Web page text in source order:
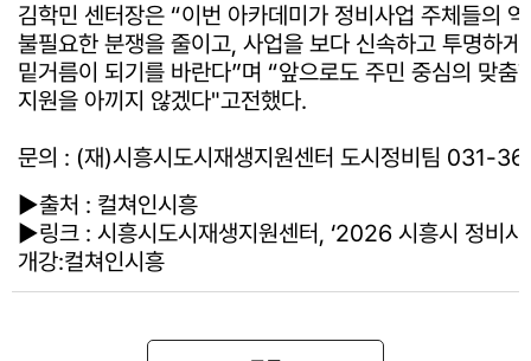
김학민 센터장은 “이번 아카데미가 정비사업 주체들의
불필요한 분쟁을 줄이고, 사업을 보다 신속하고 투명하게
밑거름이 되기를 바란다”며 “앞으로도 주민 중심의 맞춤
지원을 아끼지 않겠다"고전했다.
문의 : (재)시흥시도시재생지원센터 도시정비팀 031-
►출처 : 컬쳐인시흥
►링크 : 시흥시도시재생지원센터, ‘2026 시흥시 정비사
개강:컬쳐인시흥